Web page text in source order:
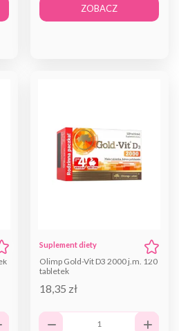
ZOBACZ
Suplement diety
Olimp Gold-Vit D3 2000 j.m. 120
tabletek
18,35 zł